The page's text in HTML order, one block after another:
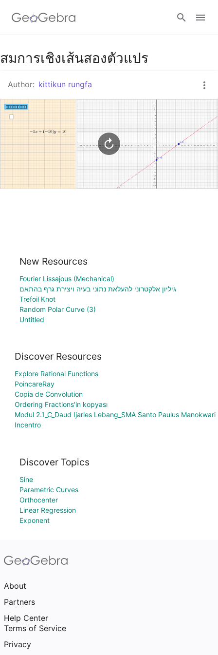
Google Classroom
GeoGebra Classroom
Sign in
สมการเชิงเส้นสองตัวแปร
Author: kittikun rungfa
New Resources
Fourier Lissajous (Mechanical)
גיליון אלקטרוני להעלאת נתוני בעיה ויצירת גרף בהתאם
Trefoil Knot
Random Polar Curve (3)
Untitled
Discover Resources
Explore Rational Functions
PoincareRay
Copia de Convolution
Ordering Fractions'in kopyası
Modul 2.1_C_Daud Ijarles Lebang_SMA Santo Paulus Manokwari
Incentro
Discover Topics
Sine
Parametric Curves
Orthocenter
Linear Regression
Exponent
About
Partners
Help Center
Terms of Service
Privacy